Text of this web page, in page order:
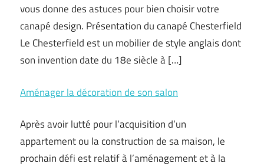
vous donne des astuces pour bien choisir votre
canapé design. Présentation du canapé Chesterfield
Le Chesterfield est un mobilier de style anglais dont
son invention date du 18e siècle à […]
Aménager la décoration de son salon
Après avoir lutté pour l’acquisition d’un
appartement ou la construction de sa maison, le
prochain défi est relatif à l’aménagement et à la